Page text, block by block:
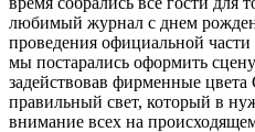
любимый журнал с днем
проведения официальной
мы постарались оформить
задействовав фирменные цвета
правильный свет, который в
внимание всех на